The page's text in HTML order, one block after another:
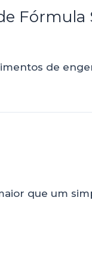
Fórmula
de
que um